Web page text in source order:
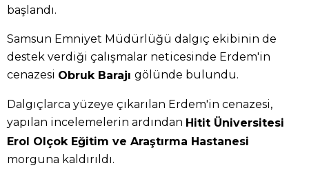
başlandı.
Samsun Emniyet Müdürlüğü dalgıç ekibinin de
destek verdiği çalışmalar neticesinde Erdem'in
cenazesi Obruk Barajı gölünde bulundu.
Dalgıçlarca yüzeye çıkarılan Erdem'in cenazesi,
yapılan incelemelerin ardından Hitit Üniversitesi
Erol Olçok Eğitim ve Araştırma Hastanesi
morguna kaldırıldı.